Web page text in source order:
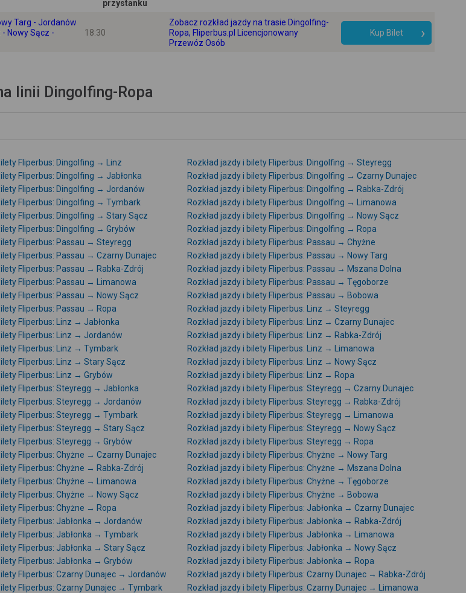
-
przystanku
Targ - Jordanów
Nowy Sącz -
18:30
Zobacz rozkład jazdy na trasie Dingolfing-
Ropa, Fliperbus.pl Licencjonowany
Przewóz Osób
Kup Bilet
linii Dingolfing-Ropa
Fliperbus: Dingolfing → Linz
Rozkład jazdy i bilety Fliperbus: Dingolfing → Steyregg
Fliperbus: Dingolfing → Jabłonka
Rozkład jazdy i bilety Fliperbus: Dingolfing → Czarny Dunajec
Fliperbus: Dingolfing → Jordanów
Rozkład jazdy i bilety Fliperbus: Dingolfing → Rabka-Zdrój
Fliperbus: Dingolfing → Tymbark
Rozkład jazdy i bilety Fliperbus: Dingolfing → Limanowa
Fliperbus: Dingolfing → Stary Sącz
Rozkład jazdy i bilety Fliperbus: Dingolfing → Nowy Sącz
Fliperbus: Dingolfing → Grybów
Rozkład jazdy i bilety Fliperbus: Dingolfing → Ropa
Fliperbus: Passau → Steyregg
Rozkład jazdy i bilety Fliperbus: Passau → Chyżne
Fliperbus: Passau → Czarny Dunajec
Rozkład jazdy i bilety Fliperbus: Passau → Nowy Targ
Fliperbus: Passau → Rabka-Zdrój
Rozkład jazdy i bilety Fliperbus: Passau → Mszana Dolna
Fliperbus: Passau → Limanowa
Rozkład jazdy i bilety Fliperbus: Passau → Tęgoborze
Fliperbus: Passau → Nowy Sącz
Rozkład jazdy i bilety Fliperbus: Passau → Bobowa
Fliperbus: Passau → Ropa
Rozkład jazdy i bilety Fliperbus: Linz → Steyregg
Fliperbus: Linz → Jabłonka
Rozkład jazdy i bilety Fliperbus: Linz → Czarny Dunajec
Fliperbus: Linz → Jordanów
Rozkład jazdy i bilety Fliperbus: Linz → Rabka-Zdrój
Fliperbus: Linz → Tymbark
Rozkład jazdy i bilety Fliperbus: Linz → Limanowa
Fliperbus: Linz → Stary Sącz
Rozkład jazdy i bilety Fliperbus: Linz → Nowy Sącz
Fliperbus: Linz → Grybów
Rozkład jazdy i bilety Fliperbus: Linz → Ropa
Fliperbus: Steyregg → Jabłonka
Rozkład jazdy i bilety Fliperbus: Steyregg → Czarny Dunajec
Fliperbus: Steyregg → Jordanów
Rozkład jazdy i bilety Fliperbus: Steyregg → Rabka-Zdrój
Fliperbus: Steyregg → Tymbark
Rozkład jazdy i bilety Fliperbus: Steyregg → Limanowa
Fliperbus: Steyregg → Stary Sącz
Rozkład jazdy i bilety Fliperbus: Steyregg → Nowy Sącz
Fliperbus: Steyregg → Grybów
Rozkład jazdy i bilety Fliperbus: Steyregg → Ropa
Fliperbus: Chyżne → Czarny Dunajec
Rozkład jazdy i bilety Fliperbus: Chyżne → Nowy Targ
Fliperbus: Chyżne → Rabka-Zdrój
Rozkład jazdy i bilety Fliperbus: Chyżne → Mszana Dolna
Fliperbus: Chyżne → Limanowa
Rozkład jazdy i bilety Fliperbus: Chyżne → Tęgoborze
Fliperbus: Chyżne → Nowy Sącz
Rozkład jazdy i bilety Fliperbus: Chyżne → Bobowa
Fliperbus: Chyżne → Ropa
Rozkład jazdy i bilety Fliperbus: Jabłonka → Czarny Dunajec
Fliperbus: Jabłonka → Jordanów
Rozkład jazdy i bilety Fliperbus: Jabłonka → Rabka-Zdrój
Fliperbus: Jabłonka → Tymbark
Rozkład jazdy i bilety Fliperbus: Jabłonka → Limanowa
Fliperbus: Jabłonka → Stary Sącz
Rozkład jazdy i bilety Fliperbus: Jabłonka → Nowy Sącz
Fliperbus: Jabłonka → Grybów
Rozkład jazdy i bilety Fliperbus: Jabłonka → Ropa
Fliperbus: Czarny Dunajec → Jordanów
Rozkład jazdy i bilety Fliperbus: Czarny Dunajec → Rabka-Zdrój
Fliperbus: Czarny Dunajec → Tymbark
Rozkład jazdy i bilety Fliperbus: Czarny Dunajec → Limanowa